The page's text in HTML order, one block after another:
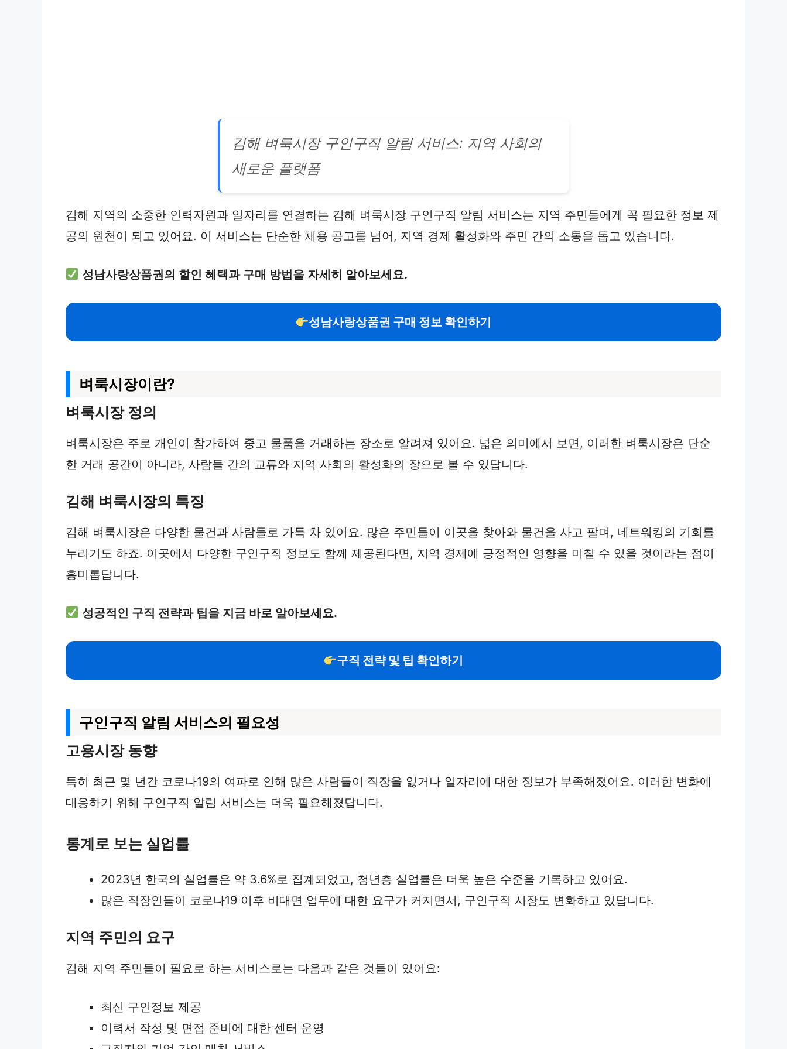
김해 벼룩시장 구인구직 알림 서비스: 지역 사회의
새로운 플랫폼
김해 지역의 소중한 인력자원과 일자리를 연결하는 김해 벼룩시장 구인구직 알림 서비스는 지역 주민들에게 꼭 필요한 정보 제
공의 원천이 되고 있어요. 이 서비스는 단순한 채용 공고를 넘어, 지역 경제 활성화와 주민 간의 소통을 돕고 있습니다.
성남사랑상품권의 할인 혜택과 구매 방법을 자세히 알아보세요.
성남사랑상품권 구매 정보 확인하기
벼룩시장이란?
벼룩시장 정의
벼룩시장은 주로 개인이 참가하여 중고 물품을 거래하는 장소로 알려져 있어요. 넓은 의미에서 보면, 이러한 벼룩시장은 단순
한 거래 공간이 아니라, 사람들 간의 교류와 지역 사회의 활성화의 장으로 볼 수 있답니다.
김해 벼룩시장의 특징
김해 벼룩시장은 다양한 물건과 사람들로 가득 차 있어요. 많은 주민들이 이곳을 찾아와 물건을 사고 팔며, 네트워킹의 기회를
누리기도 하죠. 이곳에서 다양한 구인구직 정보도 함께 제공된다면, 지역 경제에 긍정적인 영향을 미칠 수 있을 것이라는 점이
흥미롭답니다.
성공적인 구직 전략과 팁을 지금 바로 알아보세요.
구직 전략 및 팁 확인하기
구인구직 알림 서비스의 필요성
고용시장 동향
특히 최근 몇 년간 코로나19의 여파로 인해 많은 사람들이 직장을 잃거나 일자리에 대한 정보가 부족해졌어요. 이러한 변화에
대응하기 위해 구인구직 알림 서비스는 더욱 필요해졌답니다.
통계로 보는 실업률
2023년 한국의 실업률은 약 3.6%로 집계되었고, 청년층 실업률은 더욱 높은 수준을 기록하고 있어요.
많은 직장인들이 코로나19 이후 비대면 업무에 대한 요구가 커지면서, 구인구직 시장도 변화하고 있답니다.
지역 주민의 요구
김해 지역 주민들이 필요로 하는 서비스로는 다음과 같은 것들이 있어요:
최신 구인정보 제공
이력서 작성 및 면접 준비에 대한 센터 운영